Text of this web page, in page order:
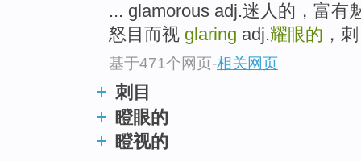
... glamorous adj.迷人的，富有
怒目而视 glaring adj.耀眼的 ，
基于471个网页-相关网页
刺目
瞪眼的
瞪视的